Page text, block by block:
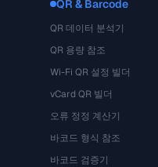
QR & Barcode
QR 데이터 분석기
QR 용량 참조
Wi-Fi QR 설정 빌더
vCard QR 빌더
오류 정정 계산기
바코드 형식 참조
바코드 검증기